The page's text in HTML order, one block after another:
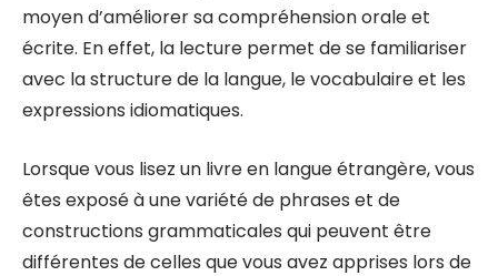
moyen d’améliorer sa compréhension orale et
écrite. En effet, la lecture permet de se familiariser
avec la structure de la langue, le vocabulaire et les
expressions idiomatiques.
Lorsque vous lisez un livre en langue étrangère, vous
êtes exposé à une variété de phrases et de
constructions grammaticales qui peuvent être
différentes de celles que vous avez apprises lors de